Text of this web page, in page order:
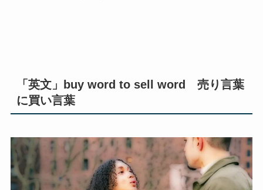
「英文」buy word to sell word 売り言葉
に買い言葉